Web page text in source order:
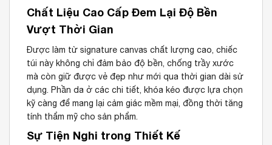
Chất Liệu Cao Cấp Đem Lại Độ Bền
Vượt Thời Gian
Được làm từ signature canvas chất lượng cao, chiếc
túi này không chỉ đảm bảo độ bền, chống trầy xước
mà còn giữ được vẻ đẹp như mới qua thời gian dài sử
dụng. Phần da ở các chi tiết, khóa kéo được lựa chọn
kỹ càng để mang lại cảm giác mềm mại, đồng thời tăng
tính thẩm mỹ cho sản phẩm.
Sự Tiện Nghi trong Thiết Kế